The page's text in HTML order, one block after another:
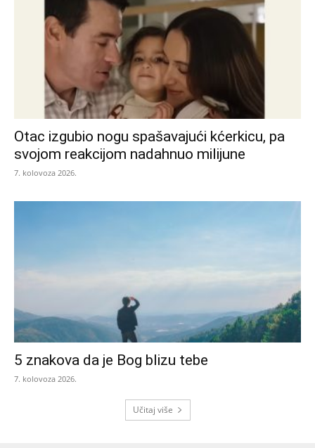
Otac izgubio nogu spašavajući kćerkicu, pa
svojom reakcijom nadahnuo milijune
7. kolovoza 2026.
5 znakova da je Bog blizu tebe
7. kolovoza 2026.
Učitaj više